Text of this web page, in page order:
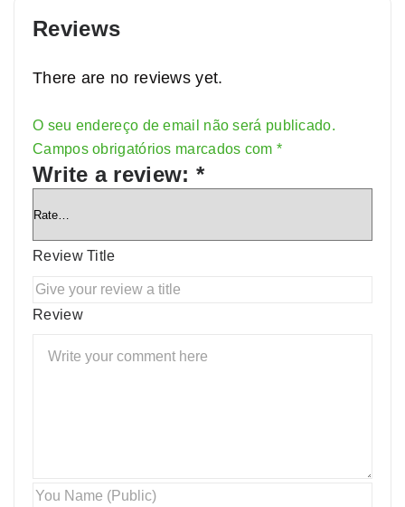
Reviews
There are no reviews yet.
O seu endereço de email não será publicado.
Campos obrigatórios marcados com *
Write a review: *
Review Title
Review
Alternative: